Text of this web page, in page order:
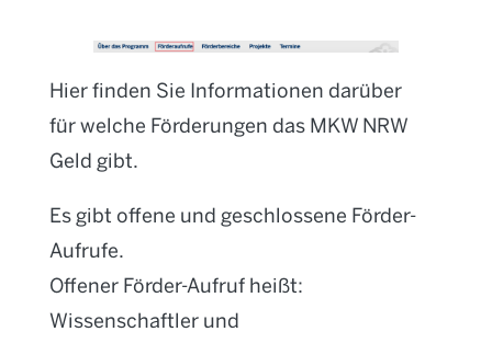
Hier finden Sie Informationen darüber
für welche Förderungen das MKW NRW
Geld gibt.
Es gibt offene und geschlossene Förder-
Aufrufe.
Offener Förder-Aufruf heißt:
Wissenschaftler und